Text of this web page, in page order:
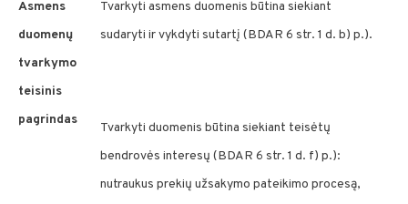
Asmens
duomenų
tvarkymo
teisinis
pagrindas
Tvarkyti asmens duomenis būtina siekiant
sudaryti ir vykdyti sutartį (BDAR 6 str. 1 d. b) p.).
Tvarkyti duomenis būtina siekiant teisėtų
bendrovės interesų (BDAR 6 str. 1 d. f) p.):
nutraukus prekių užsakymo pateikimo procesą,